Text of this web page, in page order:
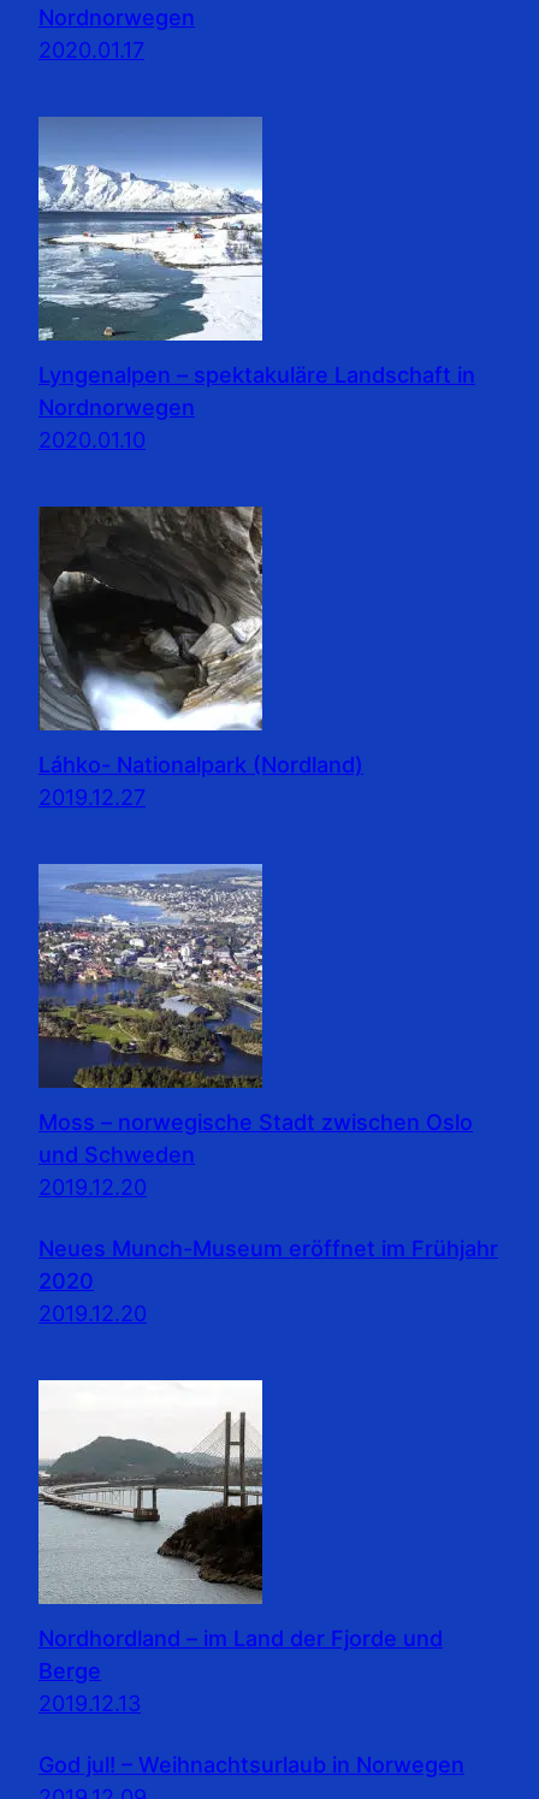
Nordnorwegen
2020.01.17
Lyngenalpen – spektakuläre Landschaft in
Nordnorwegen
2020.01.10
Láhko- Nationalpark (Nordland)
2019.12.27
Moss – norwegische Stadt zwischen Oslo
und Schweden
2019.12.20
Neues Munch-Museum eröffnet im Frühjahr
2020
2019.12.20
Nordhordland – im Land der Fjorde und
Berge
2019.12.13
God jul! – Weihnachtsurlaub in Norwegen